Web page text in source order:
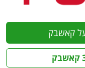
קאשבק